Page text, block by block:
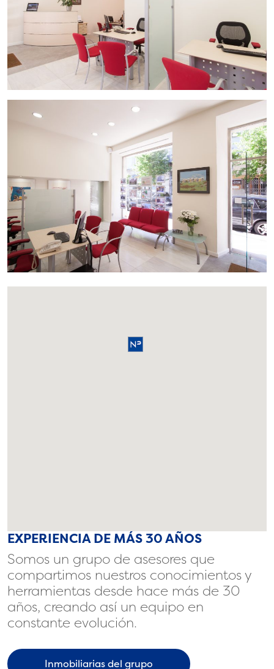
EXPERIENCIA DE MÁS 30 AÑOS
Somos un grupo de asesores que
compartimos nuestros conocimientos y
herramientas desde hace más de 30
años, creando así un equipo en
constante evolución.
Inmobiliarias del grupo